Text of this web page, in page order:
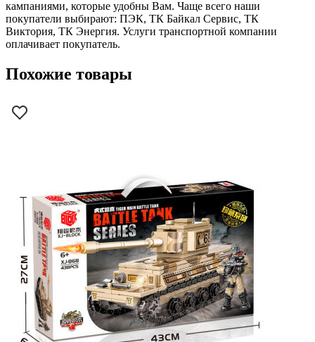
кампаниями, которые удобны Вам. Чаще всего наши
покупатели выбирают: ПЭК, ТК Байкал Сервис, ТК
Виктория, ТК Энергия. Услуги транспортной компании
оплачивает покупатель.
Похожие товары